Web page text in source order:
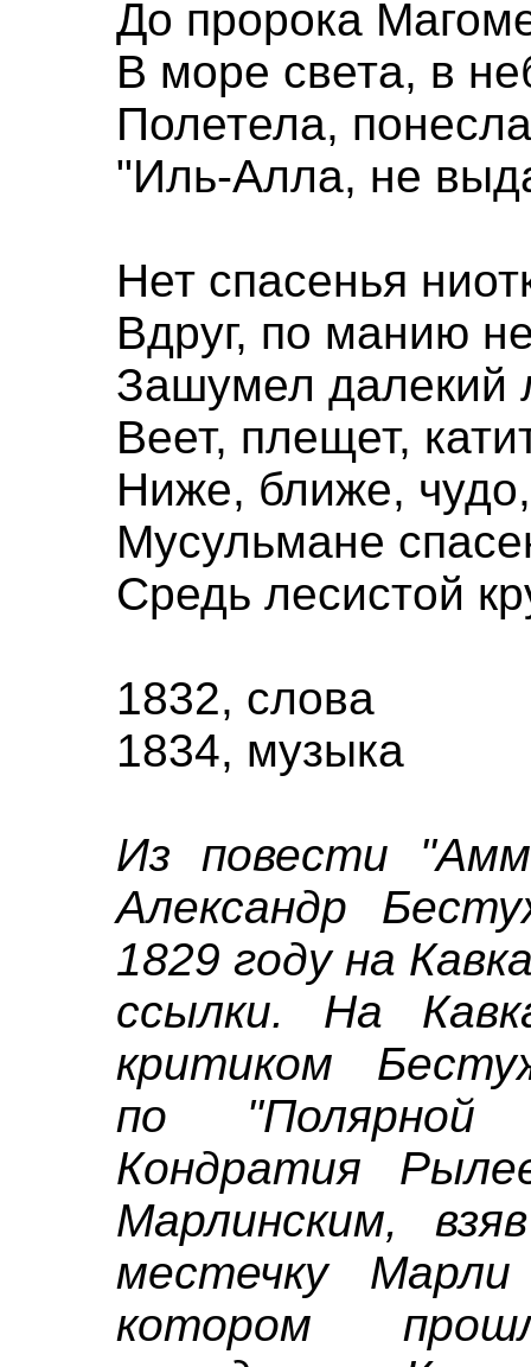
До пророка
В море света, в
Полетела,
"Иль-Алла, не
Нет спасенья
Вдруг, по манию
Зашумел далекий
Веет, плещет,
Ниже, ближе,
Мусульмане
Средь лесистой
1832, слова
1834, музыка
Из повести
Александр
1829 году на
ссылки. На
критиком
по "Полярной
Кондратия
Марлинским,
местечку
котором